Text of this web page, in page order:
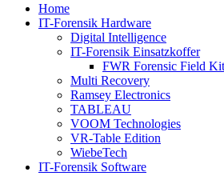
Home
IT-Forensik Hardware
Digital Intelligence
IT-Forensik Einsatzkoffer
FWR Forensic Field
Multi Recovery
Ramsey Electronics
TABLEAU
VOOM Technologies
VR-Table Edition
WiebeTech
IT-Forensik Software